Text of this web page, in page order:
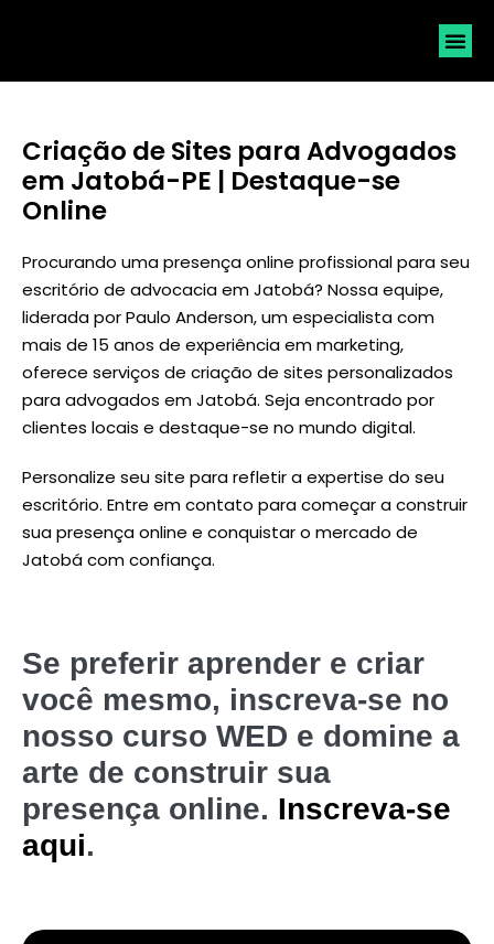
Criação de Sites para Advogados
em Jatobá-PE | Destaque-se
Online
Procurando uma presença online profissional para seu
escritório de advocacia em Jatobá? Nossa equipe,
liderada porPaulo Anderson, um especialista com
mais de 15 anos de experiência em marketing,
oferece serviços de criação de sites personalizados
para advogados em Jatobá. Seja encontrado por
clientes locais e destaque-se no mundo digital.
Personalize seu site para refletir a expertise do seu
escritório. Entre em contato para começar a construir
sua presença online e conquistar o mercado de
Jatobá com confiança.
Se preferir aprender e criar
você mesmo, inscreva-se no
nosso curso WED e domine a
arte de construir sua
presença online. Inscreva-se
aqui.